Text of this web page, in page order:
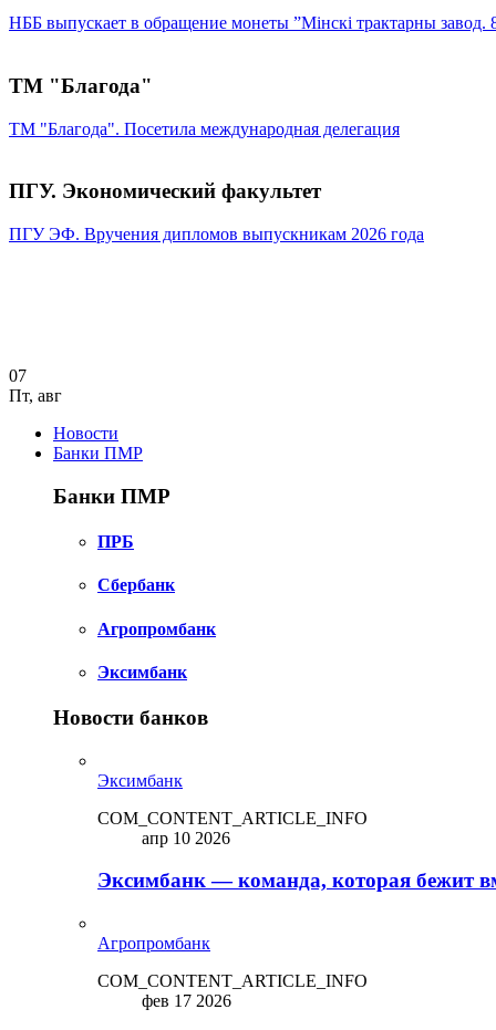
НББ выпускает в обращение монеты ”Мінскі трактарны завод.
ТМ "Благода"
ТМ "Благода". Посетила международная делегация
ПГУ. Экономический факультет
ПГУ ЭФ. Вручения дипломов выпускникам 2026 года
07
Пт, авг
Новости
Банки ПМР
Банки ПМР
ПРБ
Сбербанк
Агропромбанк
Эксимбанк
Новости банков
Эксимбанк
COM_CONTENT_ARTICLE_INFO
апр 10 2026
Эксимбанк — команда, которая бежит
Агропромбанк
COM_CONTENT_ARTICLE_INFO
фев 17 2026